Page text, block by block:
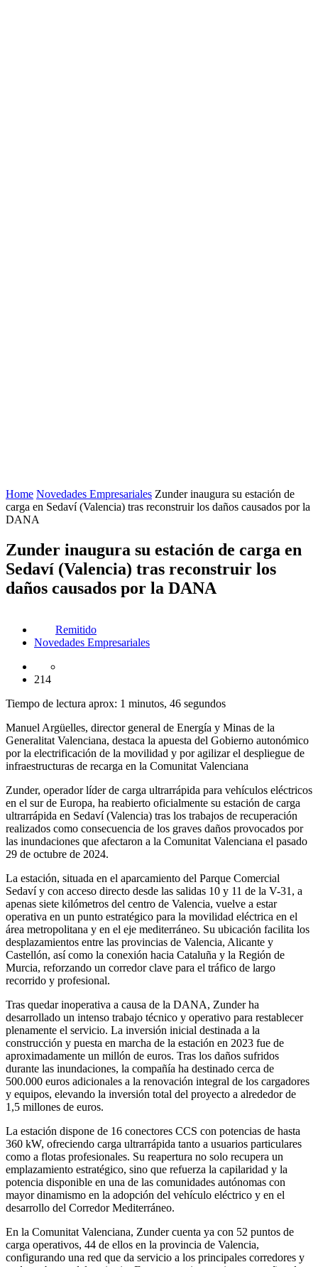
Home Novedades Empresariales Zunder inaugura su estación de
carga en Sedaví (Valencia) tras reconstruir los daños causados por la
DANA
Zunder inaugura su estación de carga en
Sedaví (Valencia) tras reconstruir los
daños causados por la DANA
Remitido
Novedades Empresariales
214
Tiempo de lectura aprox: 1 minutos, 46 segundos
Manuel Argüelles, director general de Energía y Minas de la
Generalitat Valenciana, destaca la apuesta del Gobierno autonómico
por la electrificación de la movilidad y por agilizar el despliegue de
infraestructuras de recarga en la Comunitat Valenciana
Zunder, operador líder de carga ultrarrápida para vehículos eléctricos
en el sur de Europa, ha reabierto oficialmente su estación de carga
ultrarrápida en Sedaví (Valencia) tras los trabajos de recuperación
realizados como consecuencia de los graves daños provocados por
las inundaciones que afectaron a la Comunitat Valenciana el pasado
29 de octubre de 2024.
La estación, situada en el aparcamiento del Parque Comercial
Sedaví y con acceso directo desde las salidas 10 y 11 de la V-31, a
apenas siete kilómetros del centro de Valencia, vuelve a estar
operativa en un punto estratégico para la movilidad eléctrica en el
área metropolitana y en el eje mediterráneo. Su ubicación facilita los
desplazamientos entre las provincias de Valencia, Alicante y
Castellón, así como la conexión hacia Cataluña y la Región de
Murcia, reforzando un corredor clave para el tráfico de largo
recorrido y profesional.
Tras quedar inoperativa a causa de la DANA, Zunder ha
desarrollado un intenso trabajo técnico y operativo para restablecer
plenamente el servicio. La inversión inicial destinada a la
construcción y puesta en marcha de la estación en 2023 fue de
aproximadamente un millón de euros. Tras los daños sufridos
durante las inundaciones, la compañía ha destinado cerca de
500.000 euros adicionales a la renovación integral de los cargadores
y equipos, elevando la inversión total del proyecto a alrededor de
1,5 millones de euros.
La estación dispone de 16 conectores CCS con potencias de hasta
360 kW, ofreciendo carga ultrarrápida tanto a usuarios particulares
como a flotas profesionales. Su reapertura no solo recupera un
emplazamiento estratégico, sino que refuerza la capilaridad y la
potencia disponible en una de las comunidades autónomas con
mayor dinamismo en la adopción del vehículo eléctrico y en el
desarrollo del Corredor Mediterráneo.
En la Comunitat Valenciana, Zunder cuenta ya con 52 puntos de
carga operativos, 44 de ellos en la provincia de Valencia,
configurando una red que da servicio a los principales corredores y